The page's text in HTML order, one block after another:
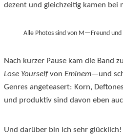
dezent und gleichzeitig kamen bei
Alle Photos sind von M—Freund
Nach kurzer Pause kam die Band
Lose Yourselfvon Eminem—und
Genres angeteasert: Korn,
und produktiv sind davon eben
Und darüber bin ich sehr glücklich!